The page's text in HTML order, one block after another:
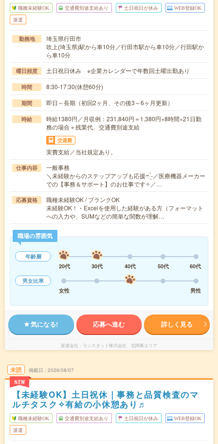
職種未経験OK 交通費別途支給あり 土日祝日が休み WEB登録OK
派遣
勤務地
埼玉県行田市
吹上(埼玉県)駅から車10分／行田市駅から車10分／行田駅か
ら車10分
曜日頻度 土日祝日休み ※企業カレンダーで年数回土曜出勤あり
時間 8:30-17:30(休憩60分)
期間 即日～長期（初回2ヶ月、その後3～6ヶ月更新）
時給
時給1380円／月収例：231,840円＝1,380円×8時間×21日勤
務の場合＋残業代、交通費別途支給
交通費
実費支給／当社規定あり。
仕事内容
一般事務
＼未経験からのステップアップも応援ෆ ̖́-／医療機器メーカー
での【事務＆サポート】のお仕事です✧／…
応募資格
職種未経験OK / ブランクOK
未経験OK！・Excelを使用した経験がある方（フォーマット
への入力や、SUMなどの簡単な関数が理解…
職場の雰囲気
年齢層
20代
30代 40代 50代
60代
男女比率
女性
男性
気になる! 応募へ進む 詳しく見る
派遣会社 ランスタッド株式会社 北関東エリア
未読
NEW
掲載日 2026/08/07
【未経験OK】土日祝休｜事務と品質検査のマ
ルチタスク✧有給の小休憩あり♬
職種未経験OK 交通費別途支給あり 土日祝日が休み WEB登録OK
派遣